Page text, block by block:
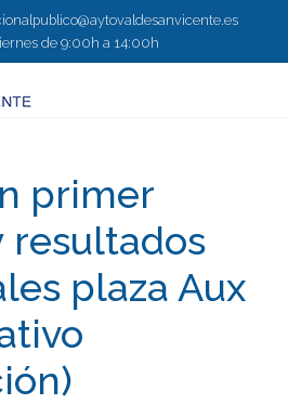
de 9:00h a 14:00h
primer
resultados
plaza Aux